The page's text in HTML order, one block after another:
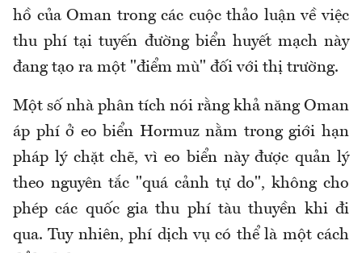
hồ của Oman trong các cuộc thảo luận về việc
thu phí tại tuyến đường biển huyết mạch này
đang tạo ra một "điểm mù" đối với thị trường.
Một số nhà phân tích nói rằng khả năng Oman
áp phí ở eo biển Hormuz nằm trong giới hạn
pháp lý chặt chẽ, vì eo biển này được quản lý
theo nguyên tắc "quá cảnh tự do", không cho
phép các quốc gia thu phí tàu thuyền khi đi
qua. Tuy nhiên, phí dịch vụ có thể là một cách